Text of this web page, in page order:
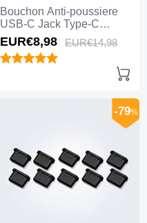
Bouchon Anti-poussiere
USB-C Jack Type-C
Universel H12 pour Apple
iPhone 15 Plus Bleu
EUR€8,98 EUR€14,98
-79%